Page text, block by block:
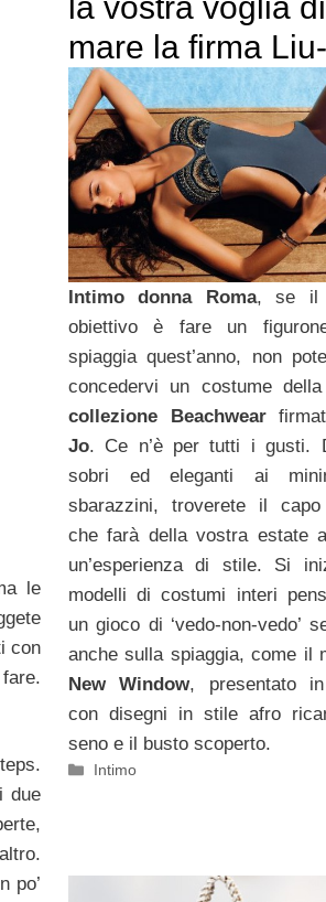
le
con
due
po’
la vostra voglia di
mare la firma
Intimo donna Roma, se il
obiettivo è fare un
spiaggia quest’anno, non
concedervi un costume
collezione Beachwear
Jo. Ce n’è per tutti i gusti.
sobri ed eleganti ai
sbarazzini, troverete il
che farà della vostra estate
un’esperienza di stile. Si
modelli di costumi interi
un gioco di ‘vedo-non-vedo’
anche sulla spiaggia, come il
New Window, presentato
con disegni in stile afro
seno e il busto scoperto.
Categorie
Intimo